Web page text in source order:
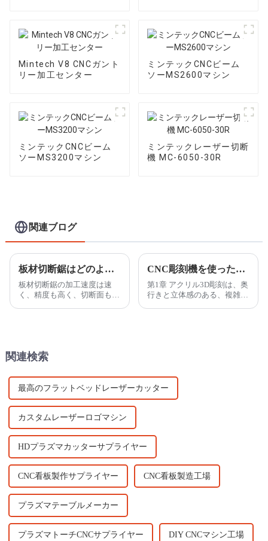
Mintech V8 CNCガント
リー加工センター
ミンテックCNCビーム
ソーMS2600マシン
ミンテックCNCビーム
ソーMS3200マシン
ミンテックレーザー切断
機 MC-6050-30R
関連ブログ
板材切断鋸はどのように機能しますか?
板材切断鋸の加工速度は速
く、精度も高く、切断面も滑
CNC彫刻機を使ったアクリル3D彫刻工芸品の作り方
第1章 アクリル3D彫刻は、奥
行きと立体感のある、複雑で
関連検索
最高のフラットベッドレーザーカッター
カスタムレーザーロゴマシン
HDプラズマカッターサプライヤー
CNC看板製作サプライヤー CNC看板製造工場
プラズマテーブルメーカー
プラズマトーチCNCサプライヤー DIY CNCマシン工場